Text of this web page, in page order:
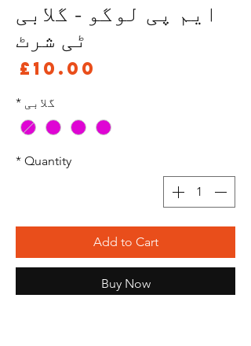
ایم پی لوگو - گلابی
ٹی شرٹ
£10.00
گلابی *
Quantity
*
Add to Cart
Buy Now